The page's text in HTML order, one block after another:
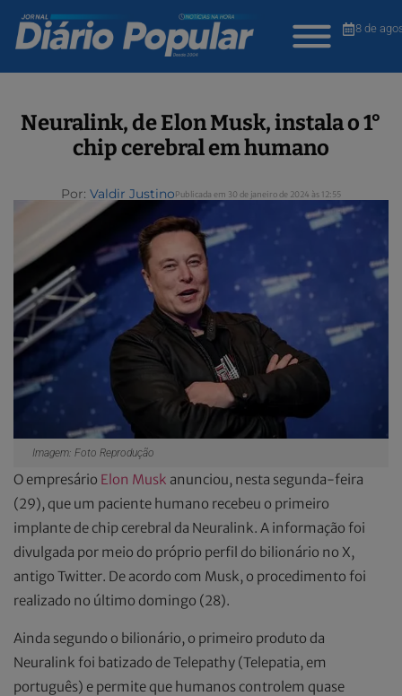
8 de
Neuralink, de Elon Musk, instala o 1°
chip cerebral em humano
Por: Valdir JustinoPublicada em 30 de janeiro de 2024 às 12:55
Imagem: Foto Reprodução
O empresário Elon Musk anunciou, nesta segunda-feira
(29), que um paciente humano recebeu o primeiro
implante de chip cerebral da Neuralink. A informação foi
divulgada por meio do próprio perfil do bilionário no X,
antigo Twitter. De acordo com Musk, o procedimento foi
realizado no último domingo (28).
Ainda segundo o bilionário, o primeiro produto da
Neuralink foi batizado de Telepathy (Telepatia, em
português) e permite que humanos controlem quase